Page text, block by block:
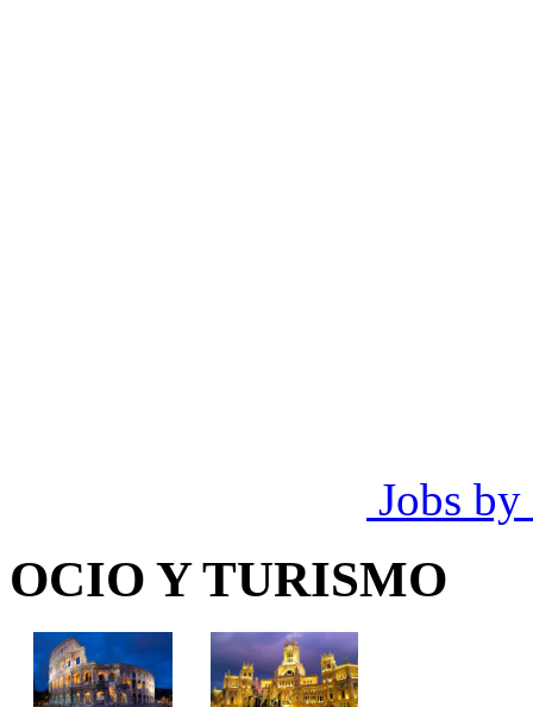
Jobs by
OCIO Y TURISMO